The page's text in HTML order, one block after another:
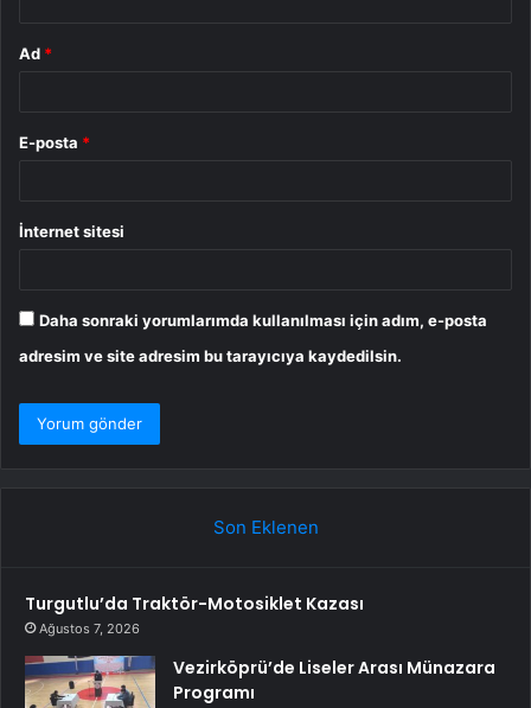
Ad *
E-posta *
İnternet sitesi
Daha sonraki yorumlarımda kullanılması için adım, e-posta
adresim ve site adresim bu tarayıcıya kaydedilsin.
Son Eklenen
Turgutlu’da Traktör-Motosiklet Kazası
Ağustos 7, 2026
Vezirköprü’de Liseler Arası Münazara
Programı